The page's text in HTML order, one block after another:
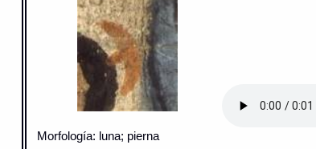
Morfología: luna; pierna